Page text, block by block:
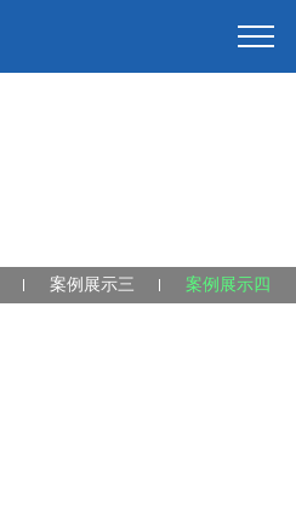
案例展示三 案例展示四